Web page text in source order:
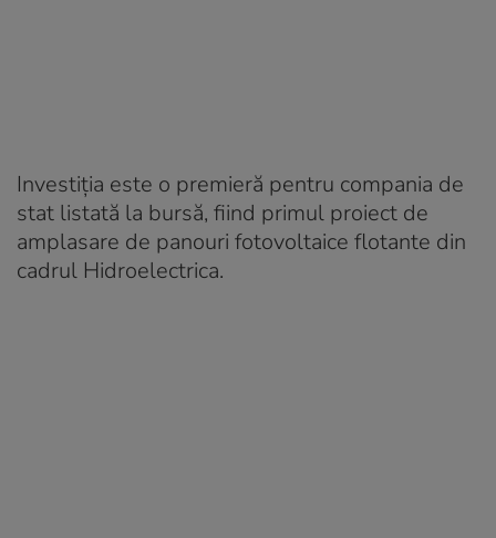
Investiția este o premieră pentru compania de
stat listată la bursă, fiind primul proiect de
amplasare de panouri fotovoltaice flotante din
cadrul Hidroelectrica.